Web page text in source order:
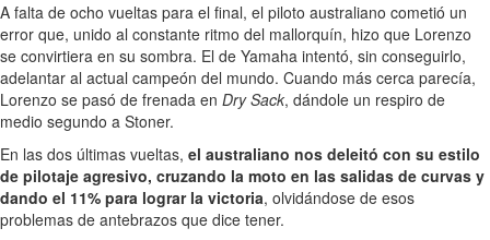
A falta de ocho vueltas para el final, el piloto australiano cometió un
error que, unido al constante ritmo del mallorquín, hizo que Lorenzo
se convirtiera en su sombra. El de Yamaha intentó, sin conseguirlo,
adelantar al actual campeón del mundo. Cuando más cerca parecía,
Lorenzo se pasó de frenada en Dry Sack, dándole un respiro de
medio segundo a Stoner.
En las dos últimas vueltas, el australiano nos deleitó con su estilo
de pilotaje agresivo, cruzando la moto en las salidas de curvas y
dando el 11% para lograr la victoria, olvidándose de esos
problemas de antebrazos que dice tener.